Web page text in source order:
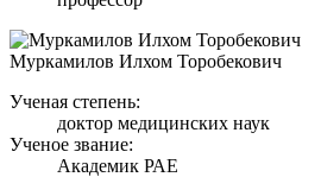
Муркамилов Илхом Торобекович
Ученая степень:
доктор медицинских наук
Ученое звание:
Академик РАЕ